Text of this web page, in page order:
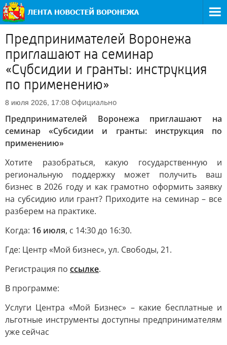
Предпринимателей Воронежа
приглашают на семинар
«Субсидии и гранты: инструкция
по применению»
8 июля 2026, 17:08 Официально
Предпринимателей Воронежа приглашают на
семинар «Субсидии и гранты: инструкция по
применению»
Хотите разобраться, какую государственную и
региональную поддержку может получить ваш
бизнес в 2026 году и как грамотно оформить заявку
на субсидию или грант? Приходите на семинар – все
разберем на практике.
Когда: 16 июля, с 14:30 до 16:30.
Где: Центр «Мой бизнес», ул. Свободы, 21.
Регистрация по ссылке.
В программе:
Услуги Центра «Мой Бизнес» – какие бесплатные и
льготные инструменты доступны предпринимателям
уже сейчас